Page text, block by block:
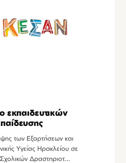
εκπαιδευτικών
των Εξαρτήσεων και
Υγείας Ηρακλείου σε
Δραστηριοτ…